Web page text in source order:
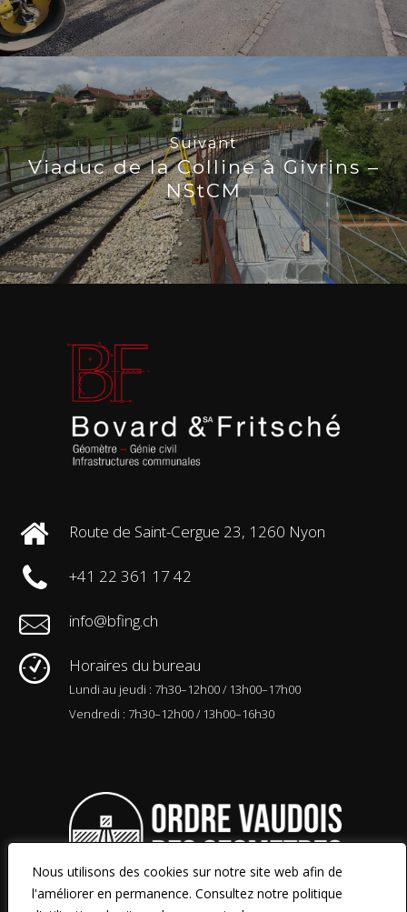
Nous utilisons des cookies sur notre site web afin de
l'améliorer en permanence. Consultez notre politique
Suivant
Viaduc de la Colline à Givrins –
NStCM
Route de Saint-Cergue 23, 1260 Nyon
+41 22 361 17 42
info@bfing.ch
Horaires du bureau
Lundi au jeudi : 7h30–12h00 / 13h00–17h00
Vendredi : 7h30–12h00 / 13h00–16h30